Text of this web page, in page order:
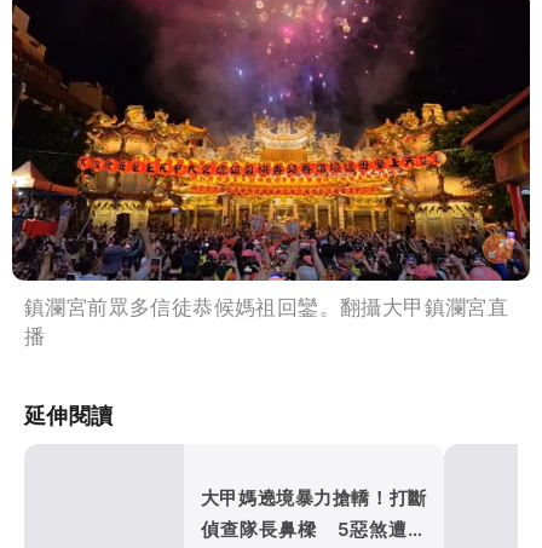
鎮瀾宮前眾多信徒恭候媽祖回鑾。翻攝大甲鎮瀾宮直
播
延伸閱讀
大甲媽遶境暴力搶轎！打斷
偵查隊長鼻樑 5惡煞遭起